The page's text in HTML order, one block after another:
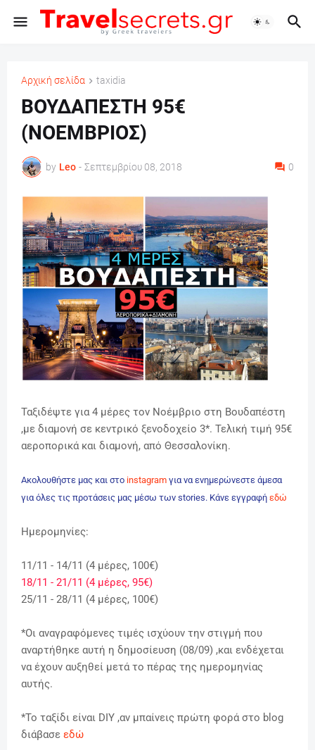
Αρχική σελίδα taxidia
ΒΟΥΔΑΠΕΣΤΗ 95€
(ΝΟΕΜΒΡΙΟΣ)
by Leo - Σεπτεμβρίου 08, 2018 0
Ταξιδέψτε για 4 μέρες τον Νοέμβριο στη Βουδαπέστη
,με διαμονή σε κεντρικό ξενοδοχείο 3*. Τελική τιμή 95€
αεροπορικά και διαμονή, από Θεσσαλονίκη.
Ακολουθήστε μας και στο instagram για να ενημερώνεστε άμεσα
για όλες τις προτάσεις μας μέσω των stories. Κάνε εγγραφή εδώ
Ημερομηνίες:
11/11 - 14/11 (4 μέρες, 100€)
18/11 - 21/11 (4 μέρες, 95€)
25/11 - 28/11 (4 μέρες, 100€)
*Οι αναγραφόμενες τιμές ισχύουν την στιγμή που
αναρτήθηκε αυτή η δημοσίευση (08/09) ,και ενδέχεται
να έχουν αυξηθεί μετά το πέρας της ημερομηνίας
αυτής.
*Το ταξίδι είναι DIY ,αν μπαίνεις πρώτη φορά στο blog
διάβασε εδώ